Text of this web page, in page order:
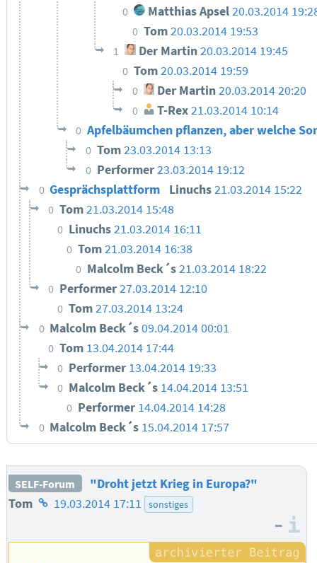
0 Matthias Apsel20.03.2014
0 Tom20.03.2014 19:53
1 Der Martin20.03.2014 19:45
0 Tom20.03.2014 19:59
0 Der Martin20.03.2014 20:20
0 T-Rex21.03.2014 10:14
0 Apfelbäumchen pflanzen, aber welche
0 Tom23.03.2014 13:13
0 Performer23.03.2014 19:12
0 Gesprächsplattform Linuchs21.03.2014 15:22
0 Tom21.03.2014 15:48
0 Linuchs21.03.2014 16:11
0 Tom21.03.2014 16:38
0 Malcolm Beck´s21.03.2014 18:22
0 Performer27.03.2014 12:10
0 Tom27.03.2014 13:24
0 Malcolm Beck´s09.04.2014 00:01
0 Tom 13.04.2014 17:44
0 Performer 13.04.2014 19:33
0 Malcolm Beck´s 14.04.2014 13:51
0 Performer 14.04.2014 14:28
0 Malcolm Beck´s 15.04.2014 17:57
SELF-Forum
"Droht jetzt Krieg in Europa?"
Tom Homepage
Autors
19.03.2014 17:11 sonstiges
–